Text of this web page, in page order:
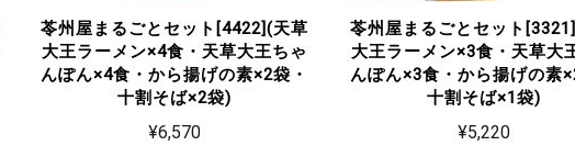
苓州屋まるごとセット[4422](天草
大王ラーメン×4食・天草大王ちゃ
んぽん×4食・から揚げの素×2袋・
十割そば×2袋)
¥6,570
苓州屋まるごとセット
大王ラーメン×3食・天草大
んぽん×3食・から揚げの素
十割そば×1袋)
¥5,220